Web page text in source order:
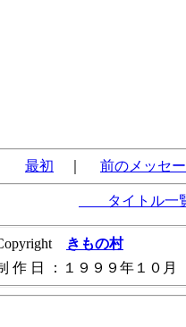
最初 前のメッセ
タイトル一
きもの村
作 日 ：１９９９年１０